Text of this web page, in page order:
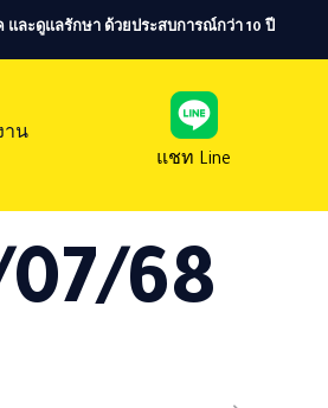
และดูแลรักษา ด้วยประสบการณ์กว่า 10 ปี
าน
แชท Line
68